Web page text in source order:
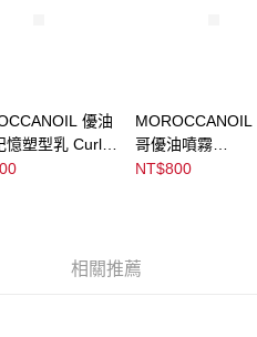
資料，並將交易相關給付款項請求債
下網址：
據個別帳號之用戶狀況，依本公司即
優油
憶塑型乳 Curl
Cream
MOROCCANOIL
哥優油噴霧
Moroccanoil
NT$800
相關推薦